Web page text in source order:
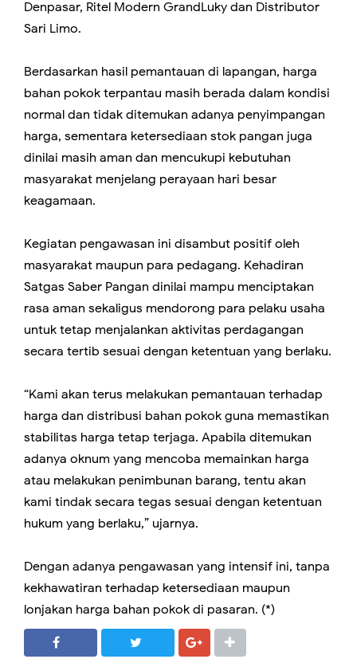
Denpasar, Ritel Modern GrandLuky dan Distributor
Sari Limo.
Berdasarkan hasil pemantauan di lapangan, harga
bahan pokok terpantau masih berada dalam kondisi
normal dan tidak ditemukan adanya penyimpangan
harga, sementara ketersediaan stok pangan juga
dinilai masih aman dan mencukupi kebutuhan
masyarakat menjelang perayaan hari besar
keagamaan.
Kegiatan pengawasan ini disambut positif oleh
masyarakat maupun para pedagang. Kehadiran
Satgas Saber Pangan dinilai mampu menciptakan
rasa aman sekaligus mendorong para pelaku usaha
untuk tetap menjalankan aktivitas perdagangan
secara tertib sesuai dengan ketentuan yang berlaku.
“Kami akan terus melakukan pemantauan terhadap
harga dan distribusi bahan pokok guna memastikan
stabilitas harga tetap terjaga. Apabila ditemukan
adanya oknum yang mencoba memainkan harga
atau melakukan penimbunan barang, tentu akan
kami tindak secara tegas sesuai dengan ketentuan
hukum yang berlaku,” ujarnya.
Dengan adanya pengawasan yang intensif ini, tanpa
kekhawatiran terhadap ketersediaan maupun
lonjakan harga bahan pokok di pasaran. (*)